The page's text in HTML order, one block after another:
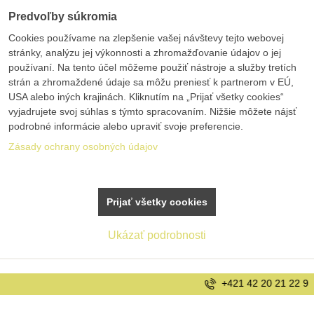
+421 42 20 21 22 9
Predvoľby súkromia
Cookies používame na zlepšenie vašej návštevy tejto webovej
stránky, analýzu jej výkonnosti a zhromažďovanie údajov o jej
používaní. Na tento účel môžeme použiť nástroje a služby tretích
strán a zhromaždené údaje sa môžu preniesť k partnerom v EÚ,
USA alebo iných krajinách. Kliknutím na „Prijať všetky cookies“
vyjadrujete svoj súhlas s týmto spracovaním. Nižšie môžete nájsť
podrobné informácie alebo upraviť svoje preferencie.
Zásady ochrany osobných údajov
Ukázať podrobnosti
Prijať všetky cookies